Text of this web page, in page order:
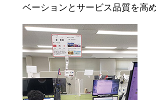
ベーションとサービス品質を高め